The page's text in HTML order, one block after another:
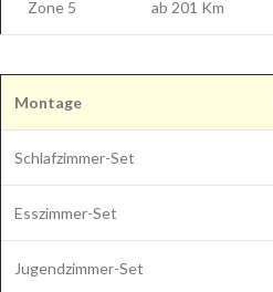
Zone 5 ab 201 Km
Montage
Schlafzimmer-Set
Esszimmer-Set
Jugendzimmer-Set